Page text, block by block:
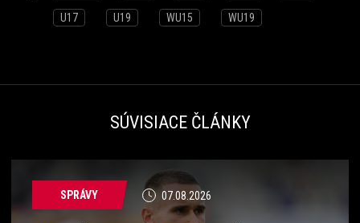
U17 U19 WU15 WU19
SÚVISIACE ČLÁNKY
SPRÁVY 07.08.2026